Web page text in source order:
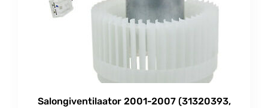
Salongiventilaator 2001-2007 (31320393,